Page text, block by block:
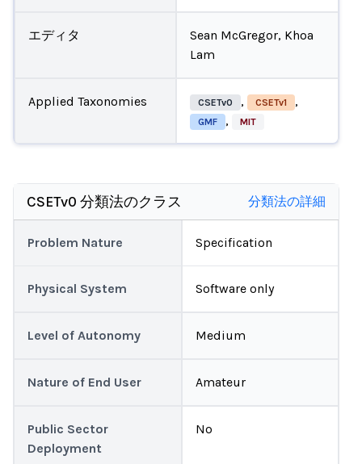
エディタ
Sean McGregor, Khoa
Lam
Applied Taxonomies CSETv0 , CSETv1 ,
GMF , MIT
CSETv0 分類法のクラス 分類法の詳細
Problem Nature Specification
Physical System Software only
Level of Autonomy Medium
Nature of End User Amateur
Public Sector
Deployment
No